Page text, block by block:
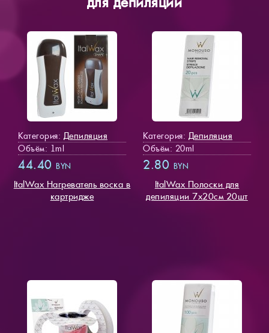
Категория: Депиляция
Объём: 1ml
44.40 BYN
ItalWax Нагреватель воска в
картридже
Категория: Депиляция
Объём: 20ml
2.80 BYN
ItalWax Полоски для
депиляции 7х20см 20шт